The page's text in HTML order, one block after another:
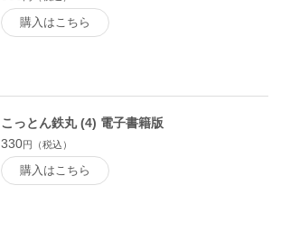
購入はこちら
こっとん鉄丸 (4) 電子書籍版
330円（税込）
購入はこちら